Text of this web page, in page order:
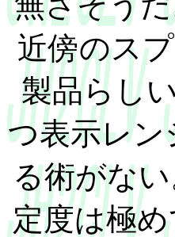
近傍のス
製品らし
つ表示レン
る術がな
定度は極